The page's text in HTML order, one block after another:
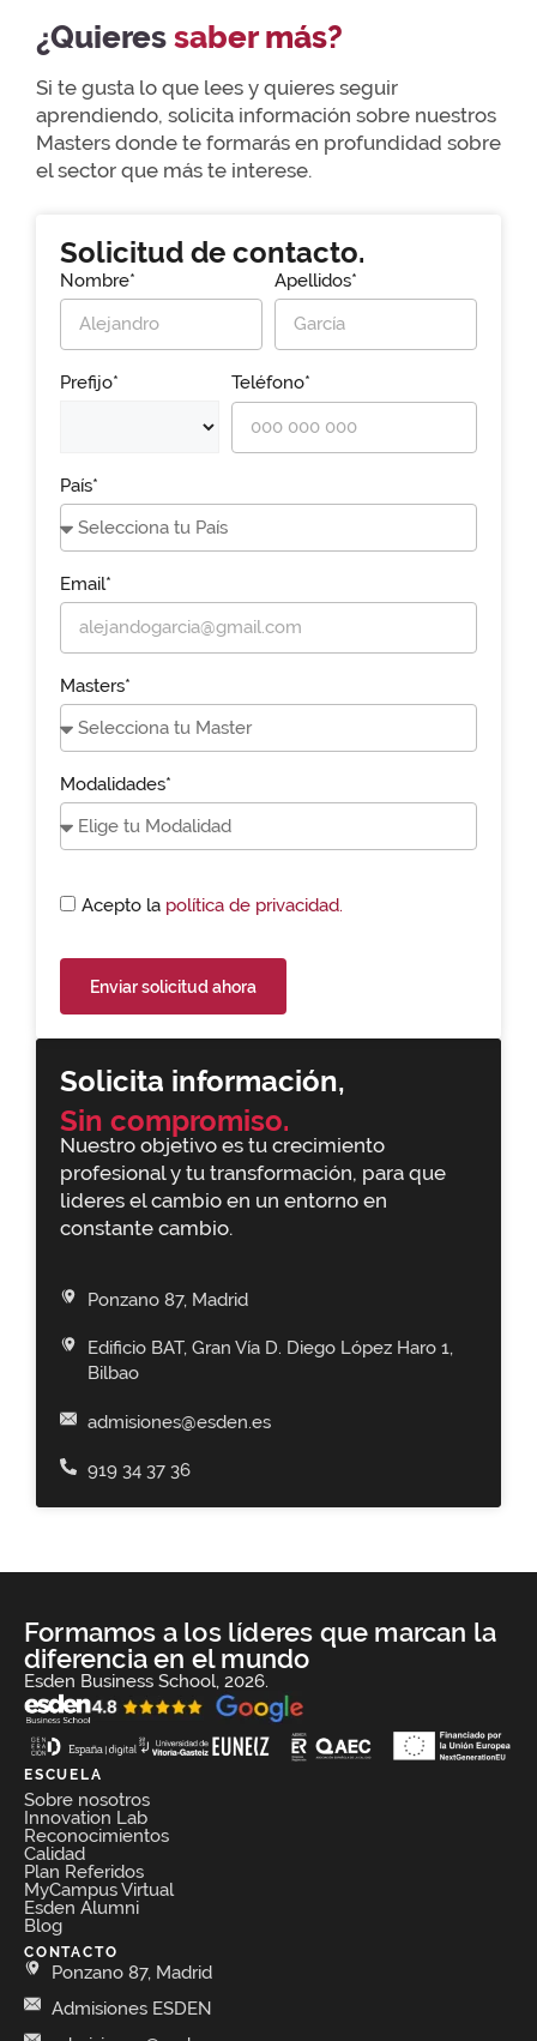
¿Quieressaber más?
Si te gusta lo que lees y quieres seguir
aprendiendo, solicita información sobre nuestros
Masters donde te formarás en profundidad sobre
el sector que más te interese.
Solicita información,
Sin compromiso.
Nuestro objetivo es tu crecimiento
profesional y tu transformación, para que
lideres el cambio en un entorno en
constante cambio.
Ponzano 87, Madrid
Edificio BAT, Gran Vía D. Diego López Haro 1,
Bilbao
admisiones@esden.es
919 34 37 36
Solicitud de contacto.
Nombre* Apellidos*
Prefijo* Teléfono*
País*
Email*
Masters*
Modalidades*
Acepto la política de privacidad.
Enviar solicitud ahora
Formamos a los líderes que marcan la
diferencia en el mundo
Esden Business School, 2026.
ESCUELA
Sobre nosotros
Innovation Lab
Reconocimientos
Calidad
Plan Referidos
MyCampus Virtual
Esden Alumni
Blog
CONTACTO
Ponzano 87, Madrid
Admisiones ESDEN